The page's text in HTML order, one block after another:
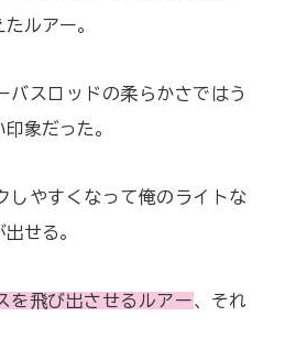
ルアー。
バスロッドの柔らかさではう
象だった。
しやすくなって俺のライトな
せる。
を飛び出させるルアー、それ